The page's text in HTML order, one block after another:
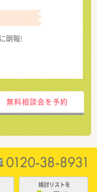
朗報!
無料相談会を予約
検討リストを